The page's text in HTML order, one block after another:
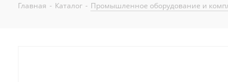
Главная - Каталог - Промышленное оборудование и